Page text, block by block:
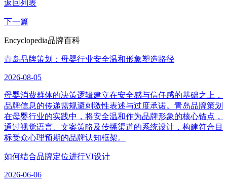
返回列表
下一篇
Encyclopedia品牌百科
青岛品牌策划：母婴行业安全温和形象塑造路径
2026-08-05
母婴消费群体的决策逻辑建立在安全感与信任感的基础之上，
品牌信息的传递需规避刺激性表述与过度承诺。青岛品牌策划
在母婴行业的实践中，将安全温和作为品牌形象的核心锚点，
通过视觉语言、文案策略及传播渠道的系统设计，构建符合目
标受众心理预期的品牌认知框架。
如何结合品牌定位进行VI设计
2026-06-06